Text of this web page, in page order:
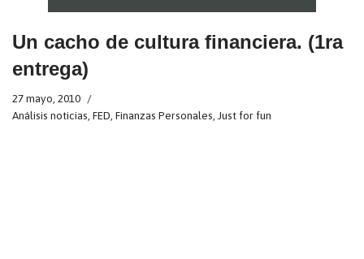
Un cacho de cultura financiera. (1ra
entrega)
27 mayo, 2010
Análisis noticias FED Finanzas Personales Just for fun